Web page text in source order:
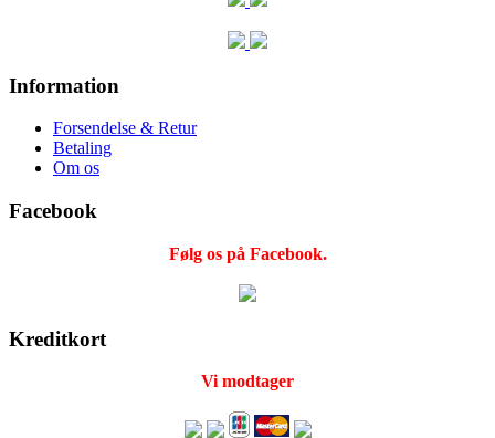
Information
Forsendelse & Retur
Betaling
Om os
Facebook
Følg os på Facebook.
Kreditkort
Vi modtager